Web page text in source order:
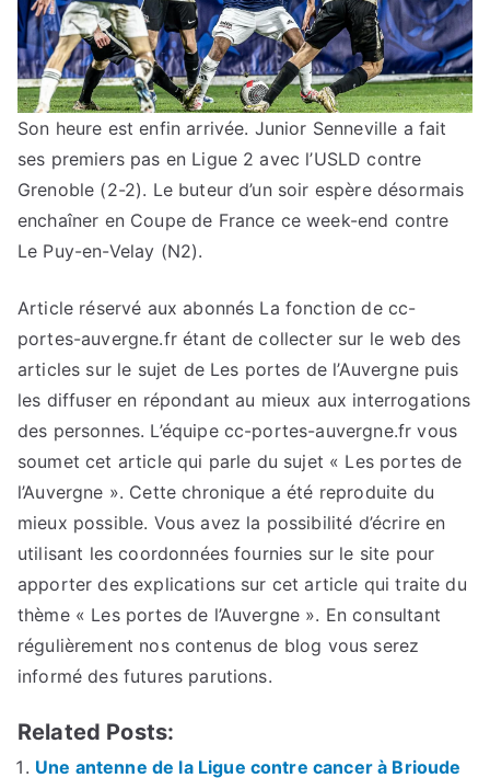
Son heure est enfin arrivée. Junior Senneville a fait
ses premiers pas en Ligue 2 avec l’USLD contre
Grenoble (2-2). Le buteur d’un soir espère désormais
enchaîner en Coupe de France ce week-end contre
Le Puy-en-Velay (N2).
Article réservé aux abonnés La fonction de cc-
portes-auvergne.fr étant de collecter sur le web des
articles sur le sujet de Les portes de l’Auvergne puis
les diffuser en répondant au mieux aux interrogations
des personnes. L’équipe cc-portes-auvergne.fr vous
soumet cet article qui parle du sujet « Les portes de
l’Auvergne ». Cette chronique a été reproduite du
mieux possible. Vous avez la possibilité d’écrire en
utilisant les coordonnées fournies sur le site pour
apporter des explications sur cet article qui traite du
thème « Les portes de l’Auvergne ». En consultant
régulièrement nos contenus de blog vous serez
informé des futures parutions.
Related Posts:
Une antenne de la Ligue contre cancer à Brioude